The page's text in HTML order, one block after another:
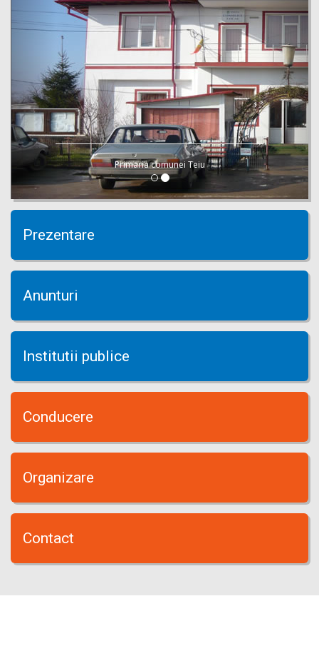
Biserica Sfantul Prooroc Ilie
Prezentare
Anunturi
Institutii publice
Conducere
Organizare
Contact